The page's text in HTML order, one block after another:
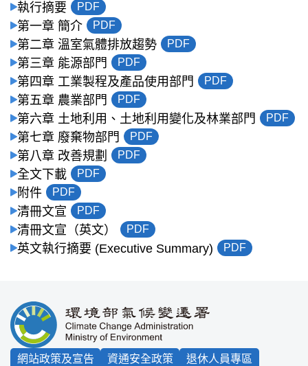
執行摘要 PDF
第一章 簡介 PDF
第二章 溫室氣體排放趨勢 PDF
第三章 能源部門 PDF
第四章 工業製程及產品使用部門 PDF
第五章 農業部門 PDF
第六章 土地利用、土地利用變化及林業部門 PDF
第七章 廢棄物部門 PDF
第八章 改善規劃 PDF
全文下載 PDF
附件 PDF
清冊文宣 PDF
清冊文宣（英文） PDF
英文執行摘要 (Executive Summary)
PDF
網站政策及宣告 資通安全政策 退休人員專區